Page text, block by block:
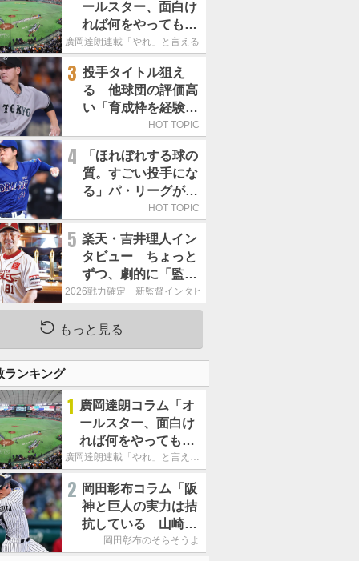
ールスター、面白け
れば何をやってもい
いという発想は大間
廣岡達朗連載「やれ」と言える信念
3 投手タイトル狙え
る 他球団の評価高
い「育成枠を経験し
た巨人の左腕」は
HOT TOPIC
4
「ほれぼれする球の
質。すごい投手にな
る」パ・リーグが驚
いた「中日の左腕」
HOT TOPIC
5 楽天・吉井理人イン
タビュー ちょっと
ずつ、劇的に「監督
が代わると何もかも
が変わるというの
は、チームにとって
す」
2026戦力確定 新監督インタビュー
もっと見る
ランキング
1 廣岡達朗コラム「オ
ールスター、面白け
れば何をやってもい
いという発想は大間廣岡達朗連載「やれ」と言える信念
2 岡田彰布コラム「阪
神と巨人の実力は拮
抗している 山崎、
小笠原の存在は大き
岡田彰布のそらそうよ